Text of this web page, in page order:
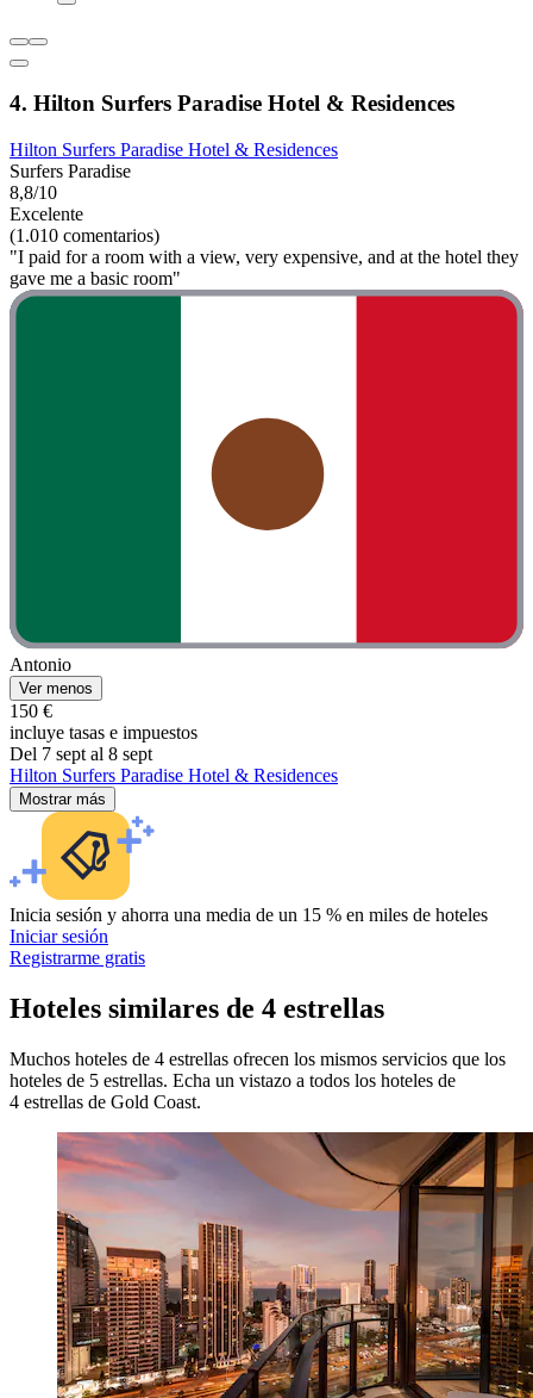
4. Hilton Surfers Paradise Hotel & Residences
Hilton Surfers Paradise Hotel & Residences
Surfers Paradise
8,8/10
Excelente
(1.010 comentarios)
"I paid for a room with a view, very expensive, and at the hotel they
gave me a basic room"
Antonio
Ver menos
150 €
incluye tasas e impuestos
Del 7 sept al 8 sept
Hilton Surfers Paradise Hotel & Residences
Mostrar más
Inicia sesión y ahorra una media de un 15 % en miles de hoteles
Iniciar sesión
Registrarme gratis
Hoteles similares de 4 estrellas
Muchos hoteles de 4 estrellas ofrecen los mismos servicios que los
hoteles de 5 estrellas. Echa un vistazo a todos los hoteles de
4 estrellas de Gold Coast.